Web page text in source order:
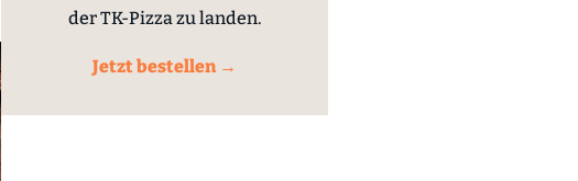
der TK-Pizza zu landen.
Jetzt bestellen →